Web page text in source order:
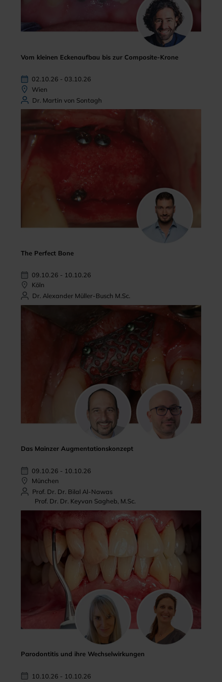
Vom kleinen Eckenaufbau bis zur Composite-Krone
02.10.26 - 03.10.26
Wien
Dr. Martin von Sontagh
The Perfect Bone
09.10.26 - 10.10.26
Köln
Dr. Alexander Müller-Busch M.Sc.
Das Mainzer Augmentationskonzept
09.10.26 - 10.10.26
München
Prof. Dr. Dr. Bilal Al-Nawas
Prof. Dr. Dr. Keyvan Sagheb, M.Sc.
Parodontitis und ihre Wechselwirkungen
10.10.26 - 10.10.26